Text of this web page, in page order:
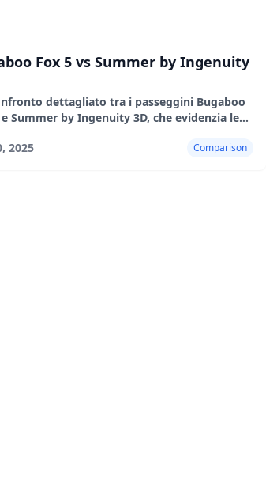
Fox 5 vs Summer by Ingenuity
dettagliato tra i passeggini Bugaboo
e Summer by Ingenuity 3D, che evidenzia le
reale.
2025 Comparison